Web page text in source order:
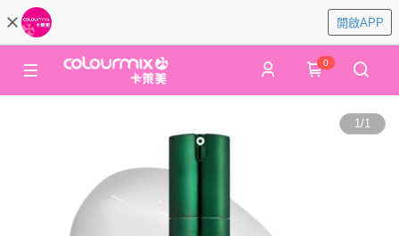
開啟APP
0
1/1